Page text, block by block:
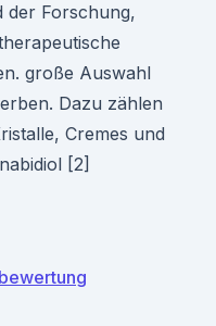
der Forschung,
große Auswahl
Dazu zählen
Cremes und
[2]